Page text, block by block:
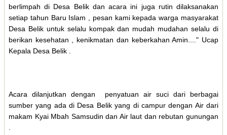
berlimpah di Desa Belik dan acara ini juga rutin dilaksanakan
setiap tahun Baru Islam , pesan kami kepada warga masyarakat
Desa Belik untuk selalu kompak dan mudah mudahan selalu di
berikan kesehatan , kenikmatan dan keberkahan Amin...." Ucap
Kepala Desa Belik .
Acara dilanjutkan dengan penyatuan air suci dari berbagai
sumber yang ada di Desa Belik yang di campur dengan Air dari
makam Kyai Mbah Samsudin dan Air laut dan rebutan gunungan